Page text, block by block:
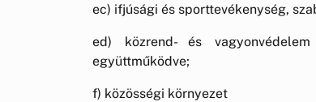
ec) ifjúsági és sporttevékenység,
ed) közrend- és
együttműködve;
f) közösségi környezet